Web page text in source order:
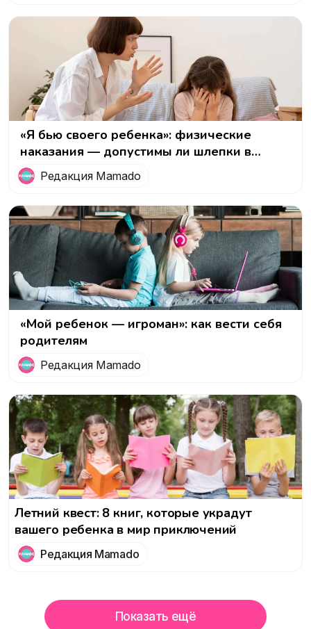
«Я бью своего ребенка»: физические
наказания — допустимы ли шлепки в
воспитании
Редакция Mamado
«Мой ребенок — игроман»: как вести себя
родителям
Редакция Mamado
Летний квест: 8 книг, которые украдут
вашего ребенка в мир приключений
Редакция Mamado
Показать ещё